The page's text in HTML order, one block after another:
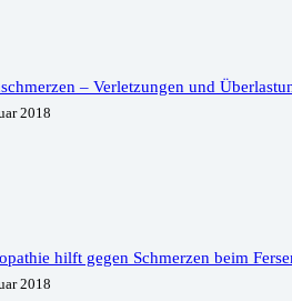
– Verletzungen und
2018
hilft gegen Schmerzen beim
2018